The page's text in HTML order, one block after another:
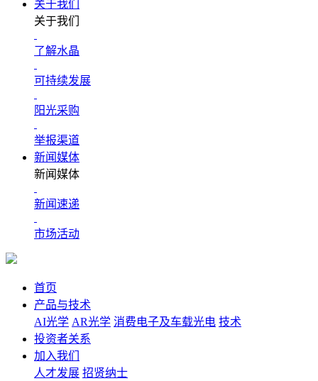
关于我们
关于我们
了解水晶
可持续发展
阳光采购
举报渠道
新闻媒体
新闻媒体
新闻速递
市场活动
首页
产品与技术
AI光学 AR光学 消费电子及车载光电 技术
投资者关系
加入我们
人才发展 招贤纳士